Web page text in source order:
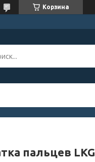
Корзина
пальцев LKG